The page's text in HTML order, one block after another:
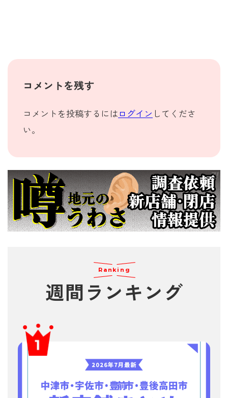
コメントを残す
コメントを投稿するには ログイン してくださ
い。
Ranking
週間 ランキング